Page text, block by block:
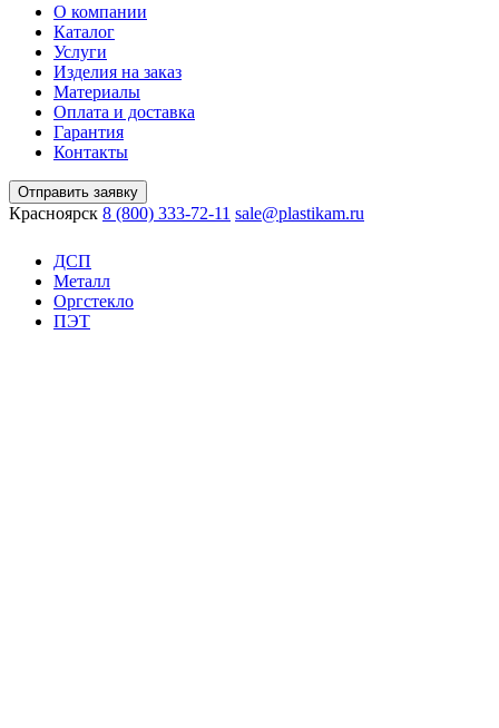
О компании
Каталог
Услуги
Изделия на заказ
Материалы
Оплата и доставка
Гарантия
Контакты
Отправить заявку
Красноярск 8 (800) 333-72-11 sale@plastikam.ru
ДСП
Металл
Оргстекло
ПЭТ